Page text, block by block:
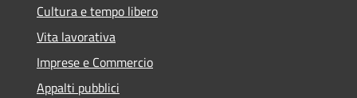
Cultura e tempo libero
Vita lavorativa
Imprese e Commercio
Appalti pubblici